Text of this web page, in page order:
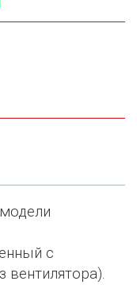
с
вентилятора).